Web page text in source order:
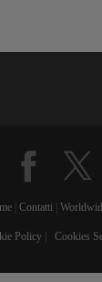
Contatti
Policy Cookies